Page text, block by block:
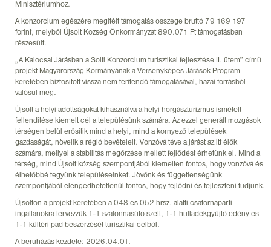
Minisztériumhoz.
A konzorcium egészére megítélt támogatás összege bruttó 79 169 197
forint, melyből Újsolt Község Önkormányzat 890.071 Ft támogatásban
részesült.
„A Kalocsai Járásban a Solti Konzorcium turisztikai fejlesztése II. ütem” című
projekt Magyarország Kormányának a Versenyképes Járások Program
keretében biztosított vissza nem térítendő támogatásával, hazai forrásból
valósul meg.
Újsolt a helyi adottságokat kihasználva a helyi horgászturizmus ismételt
fellendítése kiemelt cél a településünk számára. Az ezzel generált mozgások
térségen belül erősítik mind a helyi, mind a környező települések
gazdaságát, növelik a régió bevételeit. Vonzóvá téve a járást az itt élők
számára, mellyel a stabilitás megőrzése mellett fejlődést érhetünk el. Mind a
térség, mind Újsolt község szempontjából kiemelten fontos, hogy vonzóvá és
élhetőbbé tegyünk településeinket. Jövőnk és függetlenségünk
szempontjából elengedhetetlenül fontos, hogy fejlődni és fejleszteni tudjunk.
Újsolton a projekt keretében a 048 és 052 hrsz. alatti csatornaparti
ingatlanokra tervezzük 1-1 szalonnasütő szett, 1-1 hulladékgyűjtő edény és
1-1 kültéri pad beszerzését turisztikai célból.
A beruházás kezdete: 2026.04.01.